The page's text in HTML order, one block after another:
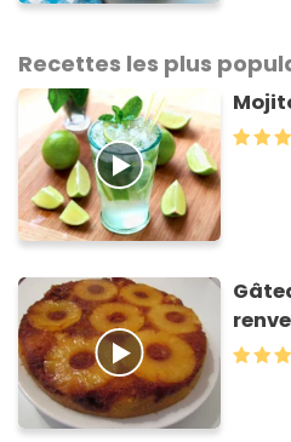
Recettes les plus